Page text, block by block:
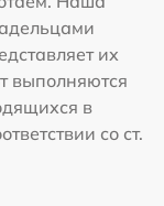
их
выполняются
в
со ст.